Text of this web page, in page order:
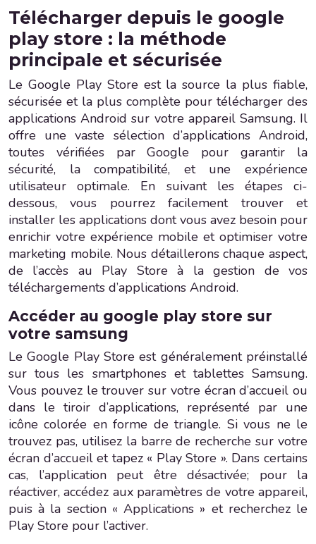
Télécharger depuis le google
play store : la méthode
principale et sécurisée
Le Google Play Store est la source la plus fiable,
sécurisée et la plus complète pour télécharger des
applications Android sur votre appareil Samsung. Il
offre une vaste sélection d’applications Android,
toutes vérifiées par Google pour garantir la
sécurité, la compatibilité, et une expérience
utilisateur optimale. En suivant les étapes ci-
dessous, vous pourrez facilement trouver et
installer les applications dont vous avez besoin pour
enrichir votre expérience mobile et optimiser votre
marketing mobile. Nous détaillerons chaque aspect,
de l’accès au Play Store à la gestion de vos
téléchargements d’applications Android.
Accéder au google play store sur
votre samsung
Le Google Play Store est généralement préinstallé
sur tous les smartphones et tablettes Samsung.
Vous pouvez le trouver sur votre écran d’accueil ou
dans le tiroir d’applications, représenté par une
icône colorée en forme de triangle. Si vous ne le
trouvez pas, utilisez la barre de recherche sur votre
écran d’accueil et tapez « Play Store ». Dans certains
cas, l’application peut être désactivée; pour la
réactiver, accédez aux paramètres de votre appareil,
puis à la section « Applications » et recherchez le
Play Store pour l’activer.